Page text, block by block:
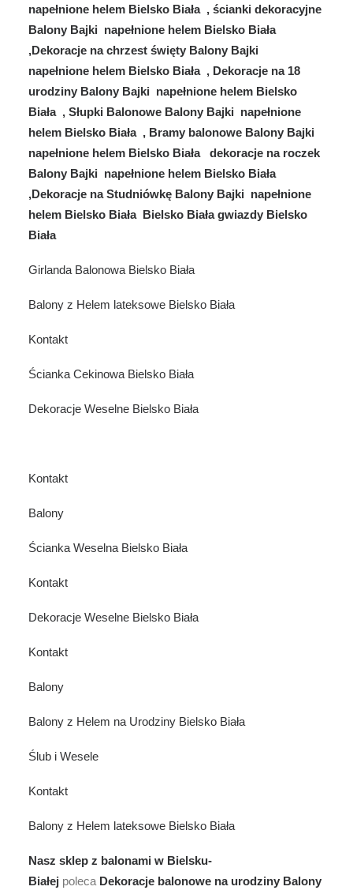
napełnione helem Bielsko Biała , ścianki dekoracyjne
Balony Bajki napełnione helem Bielsko Biała
,Dekoracje na chrzest święty Balony Bajki
napełnione helem Bielsko Biała , Dekoracje na 18
urodziny Balony Bajki napełnione helem Bielsko
Biała , Słupki Balonowe Balony Bajki napełnione
helem Bielsko Biała , Bramy balonowe Balony Bajki
napełnione helem Bielsko Biała dekoracje na roczek
Balony Bajki napełnione helem Bielsko Biała
,Dekoracje na Studniówkę Balony Bajki napełnione
helem Bielsko Biała Bielsko Biała gwiazdy Bielsko
Biała
Girlanda Balonowa Bielsko Biała
Balony z Helem lateksowe Bielsko Biała
Kontakt
Ścianka Cekinowa Bielsko Biała
Dekoracje Weselne Bielsko Biała
Kontakt
Balony
Ścianka Weselna Bielsko Biała
Kontakt
Dekoracje Weselne Bielsko Biała
Kontakt
Balony
Balony z Helem na Urodziny Bielsko Biała
Ślub i Wesele
Kontakt
Balony z Helem lateksowe Bielsko Biała
Nasz sklep z balonami w Bielsku-
Białej poleca Dekoracje balonowe na urodziny Balony